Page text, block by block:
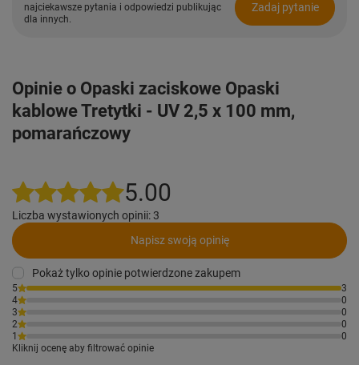
najciekawsze pytania i odpowiedzi publikując
dla innych.
Zadaj pytanie
Opinie o Opaski zaciskowe Opaski
kablowe Tretytki - UV 2,5 x 100 mm,
pomarańczowy
5.00
Liczba wystawionych opinii: 3
Napisz swoją opinię
Pokaż tylko opinie potwierdzone zakupem
5
3
4
0
3
0
2
0
1
0
Kliknij ocenę aby filtrować opinie